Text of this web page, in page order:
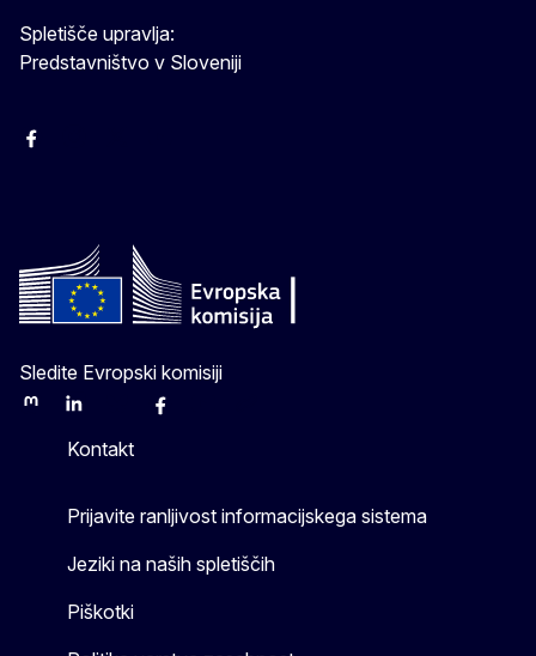
Spletišče upravlja:
Predstavništvo v Sloveniji
Facebook
Sledite Evropski komisiji
MastodonLinkedInBlueskyFacebook
Kontakt
Prijavite ranljivost informacijskega sistema
Jeziki na naših spletiščih
Piškotki